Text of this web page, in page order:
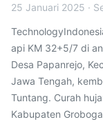
25 Januari 2025 ·
api KM 32+5/7 di
Desa Papanrejo,
Jawa Tengah,
Tuntang. Curah
Kabupaten